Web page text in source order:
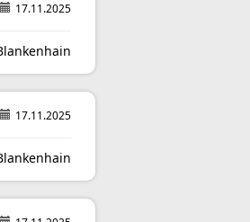
17.11.2025
17.11.2025